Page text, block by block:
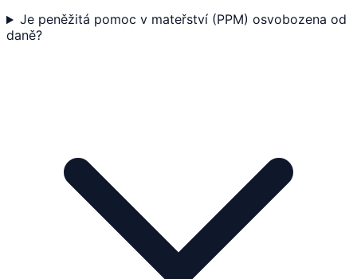
Je peněžitá pomoc v mateřství (PPM) osvobozena od
daně?